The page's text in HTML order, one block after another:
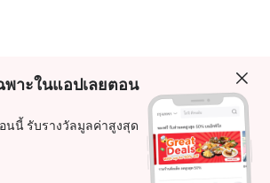
พาะในแอปเลยตอน
นนี้ รับรางวัลมูลค่าสูงสุด